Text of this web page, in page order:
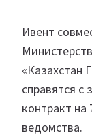
Ивент
«Казахстан
справятся с
контракт на
ведомства.